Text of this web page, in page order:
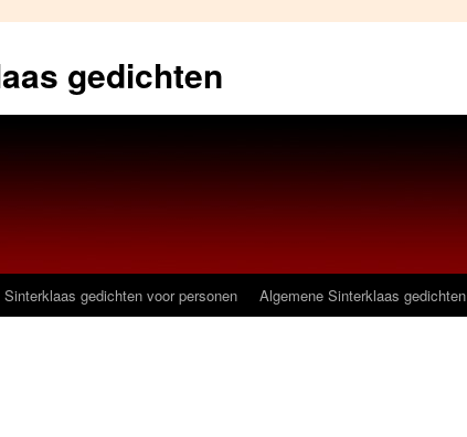
gedichten
Sinterklaas gedichten voor personen Algemene Sinterklaas gedichten